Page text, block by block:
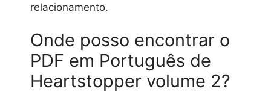
relacionamento.
Onde posso encontrar o
PDF em Português de
Heartstopper volume 2?